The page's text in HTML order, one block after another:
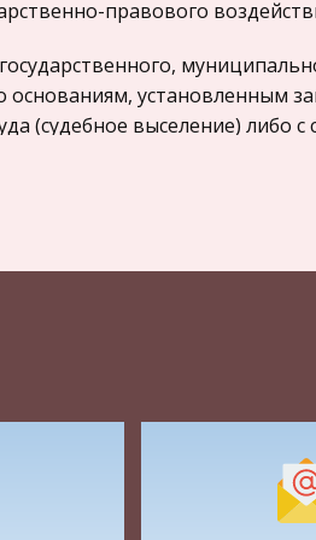
правового
установленным
(судебное выселение) либо с
прибегать к
интерес вопрос о
помещения. Б.К. Комаров
полное прекращение
жилым помещением,
[2] В.А. Золотарь, П.Н Дятлов